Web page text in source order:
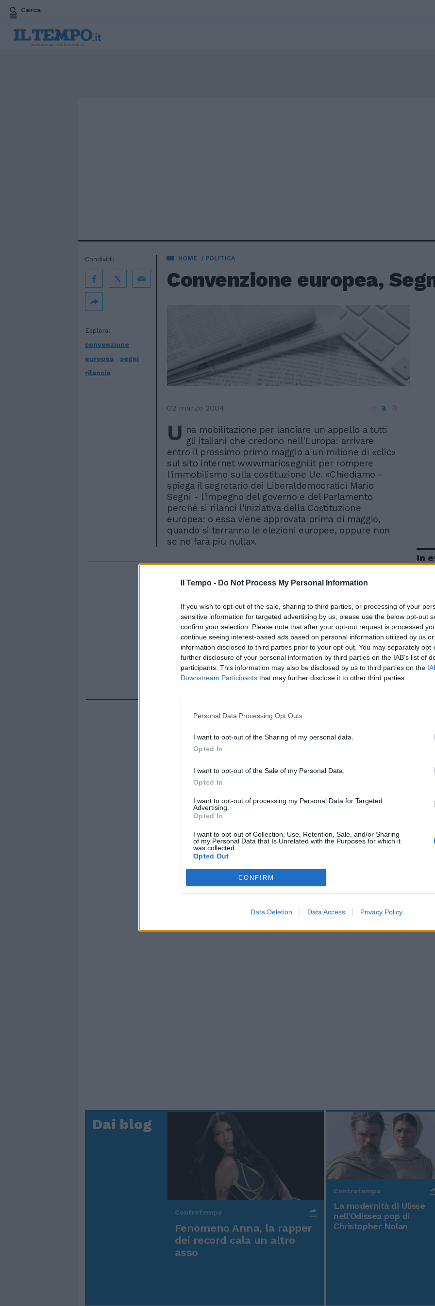
Il Tempo - Do Not Process My Personal Information
If you wish to opt-out of the sale, sharing to third parties, or processing of your
sensitive information for targeted advertising by us, please use the below opt-out
confirm your selection. Please note that after your opt-out request is processed
continue seeing interest-based ads based on personal information utilized by us
information disclosed to third parties prior to your opt-out. You may separately
further disclosure of your personal information by third parties on the IAB’s list of
participants. This information may also be disclosed by us to third parties on the
Downstream Participants that may further disclose it to other third parties.
Personal Data Processing Opt Outs
I want to opt-out of the Sharing of my personal data.
Opted In
I want to opt-out of the Sale of my Personal Data.
Opted In
I want to opt-out of processing my Personal Data for Targeted
Advertising.
Opted In
I want to opt-out of Collection, Use, Retention, Sale, and/or Sharing
of my Personal Data that Is Unrelated with the Purposes for which it
was collected.
Opted Out
CONFIRM
Data Deletion Data Access Privacy Policy
Cerca
HOME POLITICA
Convenzione europea,
Esplora:
convenzione
europea
segni
rilancia
Condividi:
02 marzo 2004 a
U na mobilitazione per lanciare un appello a tutti
gli italiani che credono nell'Europa: arrivare
entro il prossimo primo maggio a un milione di «clic»
sul sito internet www.mariosegni.it per rompere
l'immobilismo sulla costituzione Ue. «Chiediamo -
spiega il segretario dei Liberaldemocratici Mario
Segni - l'impegno del governo e del Parlamento
perché si rilanci l'iniziativa della Costituzione
europea: o essa viene approvata prima di maggio,
quando si terranno le elezioni europee, oppure non
se ne farà più nulla».
In
Trump, Meloni e la strategia
Dai blog
Controtempo
Fenomeno Anna, la rapper
dei record cala un altro
asso
Controtempo
La modernità di Ulisse
nell'Odissea pop di
Christopher Nolan